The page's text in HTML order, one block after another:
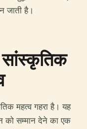
जाती है।
महत्व गहरा है। यह
को सम्मान देने का एक